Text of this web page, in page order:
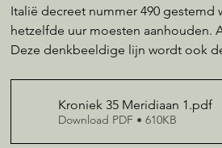
Italië decreet nummer 490 gestemd
hetzelfde uur moesten aanhouden.
Deze denkbeeldige lijn wordt ook
Kroniek 35 Meridiaan 1.pdf
Download PDF • 610KB